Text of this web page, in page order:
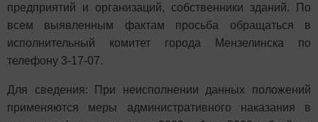
предприятий и организаций, собственники зданий. По
всем выявленным фактам просьба обращаться в
исполнительный комитет города Мензелинска по
телефону 3-17-07.
Для сведения: При неисполнении данных положений
применяются меры административного наказания в